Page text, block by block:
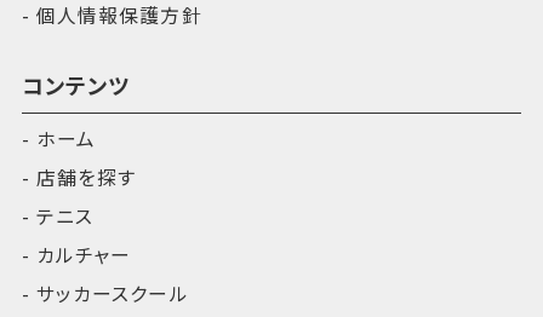
個人情報保護方針
コンテンツ
ホーム
店舗を探す
テニス
カルチャー
サッカースクール